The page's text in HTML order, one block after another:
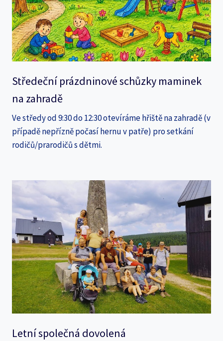
Středeční prázdninové schůzky maminek
na zahradě
Ve středy od 9:30 do 12:30 otevíráme hřiště na zahradě (v
případě nepřízně počasí hernu v patře) pro setkání
rodičů/prarodičů s dětmi.
Letní společná dovolená